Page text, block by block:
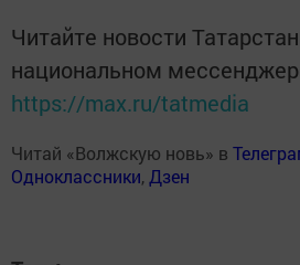
Читайте новости
национальном
https://max.ru/tatmedia
Читай «Волжскую новь» в
Одноклассники, Дзен